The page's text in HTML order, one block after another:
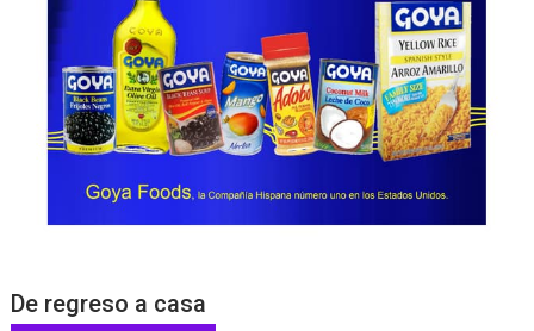
De regreso a casa